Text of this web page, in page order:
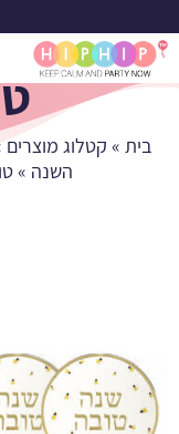
בית » קטלוג מוצרים
השנה »